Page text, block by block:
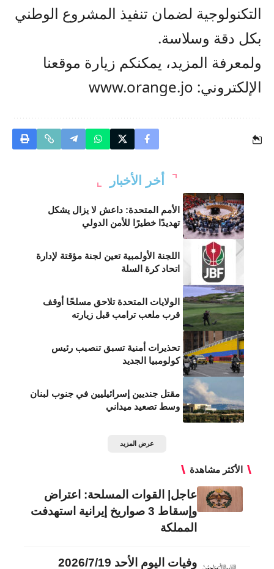
التكنولوجية لضمان تنفيذ المشروع الوطني
بكل دقة وسلاسة.
ولمعرفة المزيد، يمكنكم زيارة موقعنا
الإلكتروني: www.orange.jo
أخر الأخبار
الأمم المتحدة: داعش لا يزال يشكل
تهديدًا خطيرًا للأمن الدولي
اللجنة الأولمبية تعين لجنة مؤقتة لإدارة
اتحاد كرة السلة
الولايات المتحدة تلاحق مسلحًا أوقف
قرب ملعب ترامب قبل زيارته
تحذيرات أمنية تسبق تنصيب رئيس
كولومبيا الجديد
مقتل جنديين إسرائيليين في جنوب لبنان
وسط تصعيد ميداني
عرض المزيد
الأكثر مشاهدة
عاجل| القوات المسلحة: اعتراض
وإسقاط 3 صواريخ إيرانية استهدفت
المملكة
وفيات اليوم الأحد 2026/7/19